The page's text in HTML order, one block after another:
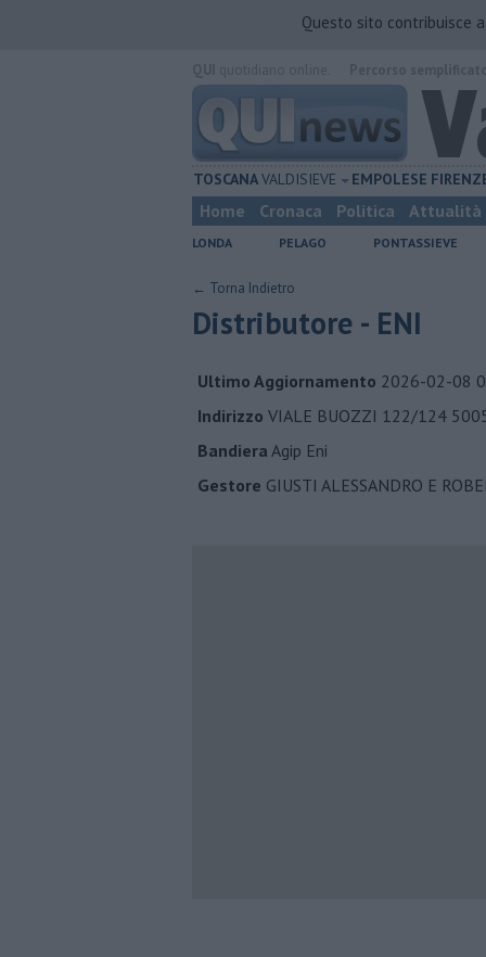
Questo sito contribuisce
TOSCANAVALDISIEVE EMPOLESE
Home Cronaca Politica Attualità
LONDA PELAGO PONTASSIEVE
← Torna Indietro
Distributore - ENI
Ultimo Aggiornamento 2026-02-08
Indirizzo VIALE BUOZZI 122/124
Bandiera Agip Eni
Gestore GIUSTI ALESSANDRO E